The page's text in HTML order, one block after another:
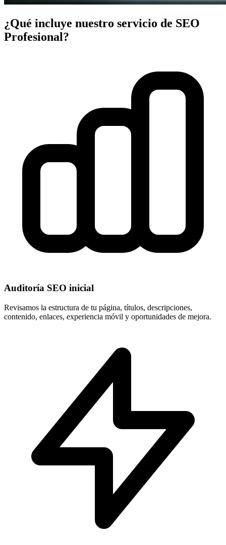
¿Qué incluye nuestro servicio de SEO
Profesional?
Auditoría SEO inicial
Revisamos la estructura de tu página, títulos, descripciones,
contenido, enlaces, experiencia móvil y oportunidades de mejora.